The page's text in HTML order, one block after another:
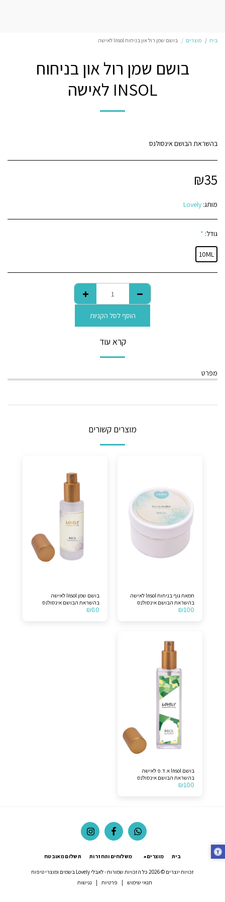
בית מוצרים בושם שמן רול און בניחוח Insol לאישה
בושם שמן רול און בניחוח
INSOL לאישה
בהשראת הבושם אינסולנס
₪35
מותג: Lovely
גודל: *
10ML
הוסף לסל הקניות
קרא עוד
מפרט
מוצרים קשורים
חמאת גוף בניחוח Insol לאישה
בהשראת הבושם אינסולנס
₪100
בושם שמן Insol לאישה
בהשראת הבושם אינסולנס
₪80
בושם Insol א.ד.פ לאישה
בהשראת הבושם אינסולנס
₪100
בית מוצרים משלוחים והחזרות תשלום מאובטח
זכויות יוצרים © 2026 כל הזכויות שמורות -
לאבלי Lovely בשמים ומוצרי טיפוח
תנאי שימוש | פרטיות | נגישות